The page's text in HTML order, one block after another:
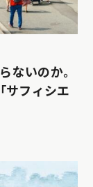
ないのか。
サフィシエ